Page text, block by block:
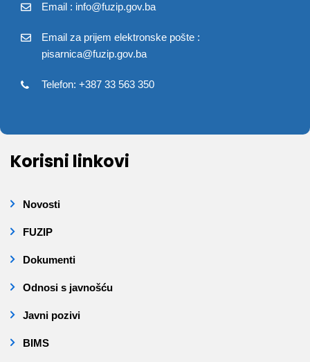
Email : info@fuzip.gov.ba
Email za prijem elektronske pošte :
pisarnica@fuzip.gov.ba
Telefon: +387 33 563 350
Korisni linkovi
Novosti
FUZIP
Dokumenti
Odnosi s javnošću
Javni pozivi
BIMS